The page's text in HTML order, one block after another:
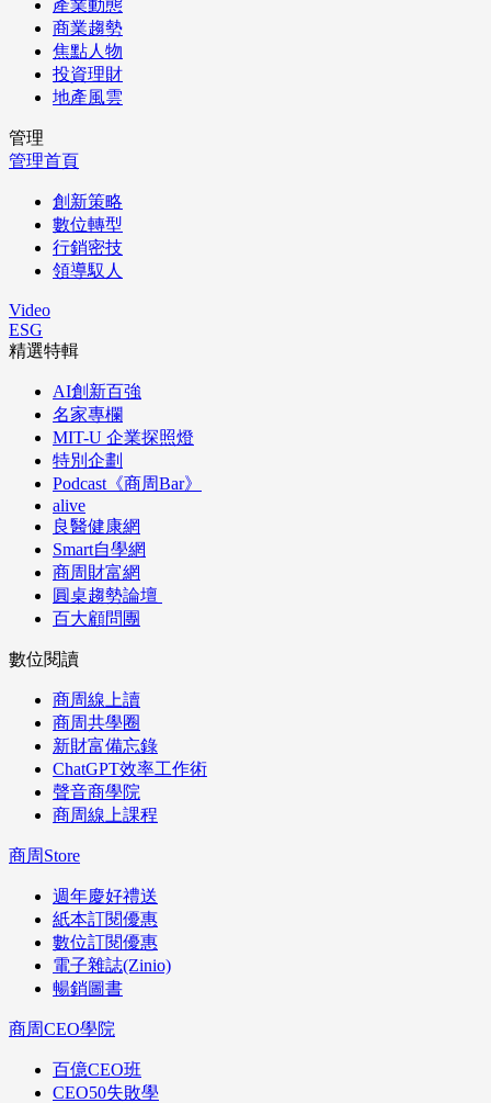
產業動態
商業趨勢
焦點人物
投資理財
地產風雲
管理
管理首頁
創新策略
數位轉型
行銷密技
領導馭人
Video
ESG
精選特輯
AI創新百強
名家專欄
MIT-U 企業探照燈
特別企劃
Podcast《商周Bar》
alive
良醫健康網
Smart自學網
商周財富網
圓桌趨勢論壇
百大顧問團
數位閱讀
商周線上讀
商周共學圈
新財富備忘錄
ChatGPT效率工作術
聲音商學院
商周線上課程
商周Store
週年慶好禮送
紙本訂閱優惠
數位訂閱優惠
電子雜誌(Zinio)
暢銷圖書
商周CEO學院
百億CEO班
CEO50失敗學